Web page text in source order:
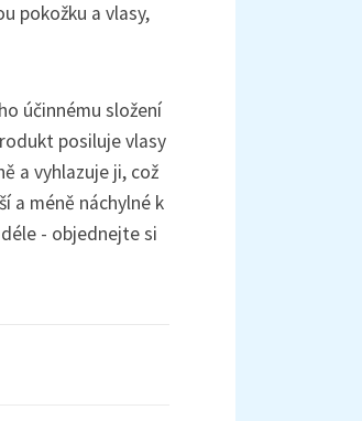
pokožku a vlasy,
účinnému složení
posiluje vlasy
a vyhlazuje ji, což
a méně náchylné k
- objednejte si